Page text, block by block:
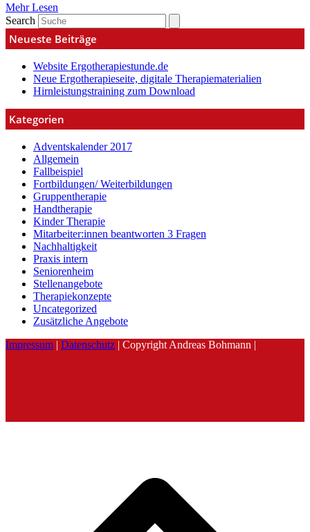
Mehr Lesen
Search
Neueste Beiträge
Website Ergotherapiestunde.de
Neue Ergotherapieseite, digitale Therapiematerialien
Hirnleistungstraining zum Download
Kategorien
Adventskalender 2017
Allgemein
Fallbeispiel
Fortbildungen/ Weiterbildungen
Gruppentherapie
Handtherapie
Kinder Therapie
Mitarbeiter:innen beantworten 3 Fragen
Nachhaltigkeit
Praxis intern
Seniorenheim
Stellenangebote
Therapiekonzepte
Uncategorized
Zusätzliche Angebote
Impressum | Datenschutz | Copyright Andreas Bohmann |